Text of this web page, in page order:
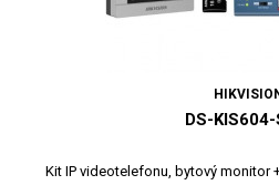
DS-
Kit IP videotelefonu, bytový monitor